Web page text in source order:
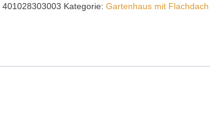
401028303003 Kategorie:Gartenhaus mit